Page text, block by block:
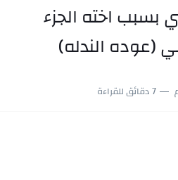
بسبب اخته الجزء
(عوده الندله)
7 دقائق للقراءة